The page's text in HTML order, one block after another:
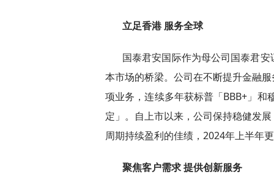
立足香港 服务全球
国泰君安国际作为母公司国泰君
本市场的桥梁。公司在不断提升金融
项业务，连续多年获标普「BBB+」和
定」。自上市以来，公司保持稳健发
周期持续盈利的佳绩，2024年上半年
聚焦客户需求 提供创新服务